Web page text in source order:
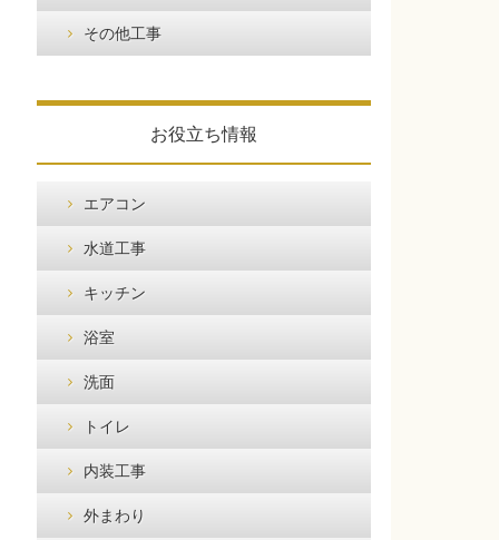
その他工事
お役立ち情報
エアコン
水道工事
キッチン
浴室
洗面
トイレ
内装工事
外まわり